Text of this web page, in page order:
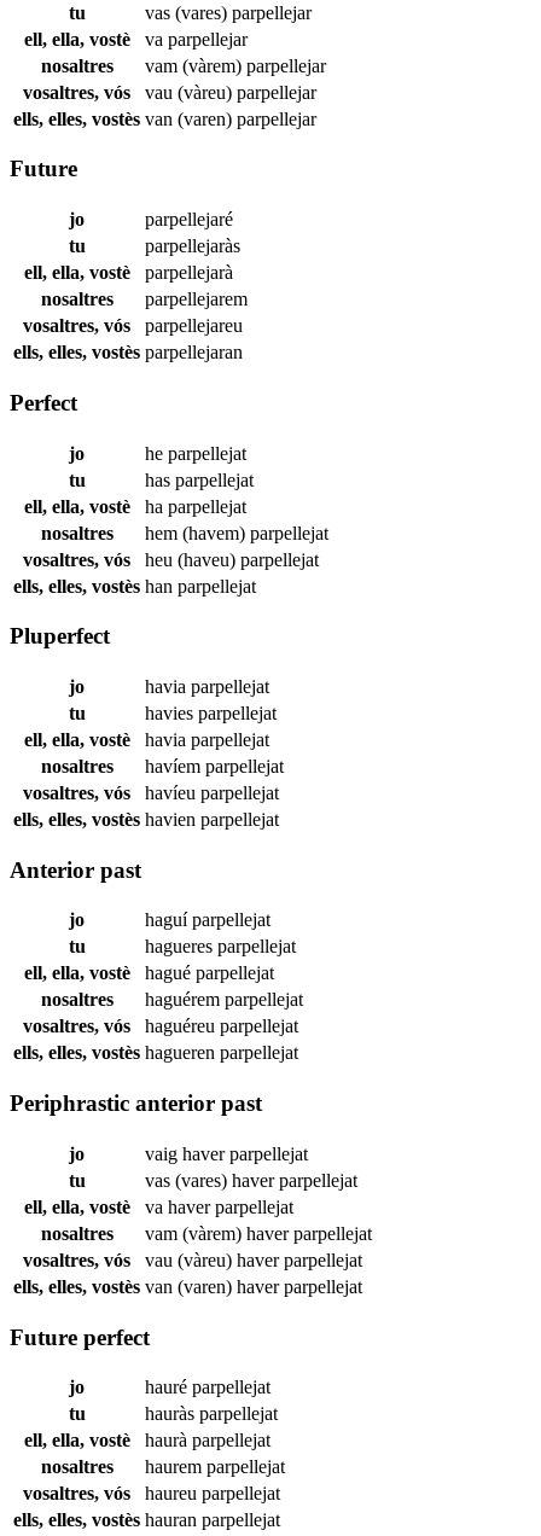
tu
vas (vares) parpellejar
ell, ella, vostè
va parpellejar
nosaltres
vam (vàrem) parpellejar
vosaltres, vós
vau (vàreu) parpellejar
ells, elles, vostès van (varen) parpellejar
Future
jo
parpellejaré
tu
parpellejaràs
ell, ella, vostè
parpellejarà
nosaltres
parpellejarem
vosaltres, vós
parpellejareu
ells, elles, vostès parpellejaran
Perfect
jo he parpellejat
tu
has parpellejat
ell, ella, vostè
ha parpellejat
nosaltres
hem (havem) parpellejat
vosaltres, vós
heu (haveu) parpellejat
ells, elles, vostès han parpellejat
Pluperfect
jo havia parpellejat
tu
havies parpellejat
ell, ella, vostè
havia parpellejat
nosaltres
havíem parpellejat
vosaltres, vós
havíeu parpellejat
ells, elles, vostès havien parpellejat
Anterior past
jo haguíparpellejat
tu
hagueres parpellejat
ell, ella, vostè
hagué parpellejat
nosaltres
haguérem parpellejat
vosaltres, vós
haguéreu parpellejat
ells, elles, vostès hagueren parpellejat
Periphrastic anterior past
jo vaig haverparpellejat
tu
vas (vares) haverparpellejat
ell, ella, vostè
va haverparpellejat
nosaltres
vam (vàrem) haverparpellejat
vosaltres, vós
vau (vàreu) haverparpellejat
ells, elles, vostès van (varen) haverparpellejat
Future perfect
jo hauré parpellejat
tu
hauràs parpellejat
ell, ella, vostè
haurà parpellejat
nosaltres
haurem parpellejat
vosaltres, vós
haureu parpellejat
ells, elles, vostès hauran parpellejat